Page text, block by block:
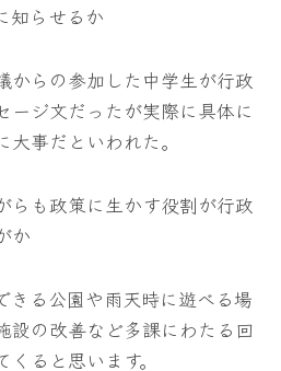
知らせるか
らの参加した中学生が行政
ージ文だったが実際に具体に
事だといわれた。
らも政策に生かす役割が行政
か
きる公園や雨天時に遊べる場
設の改善など多課にわたる回
ると思います。